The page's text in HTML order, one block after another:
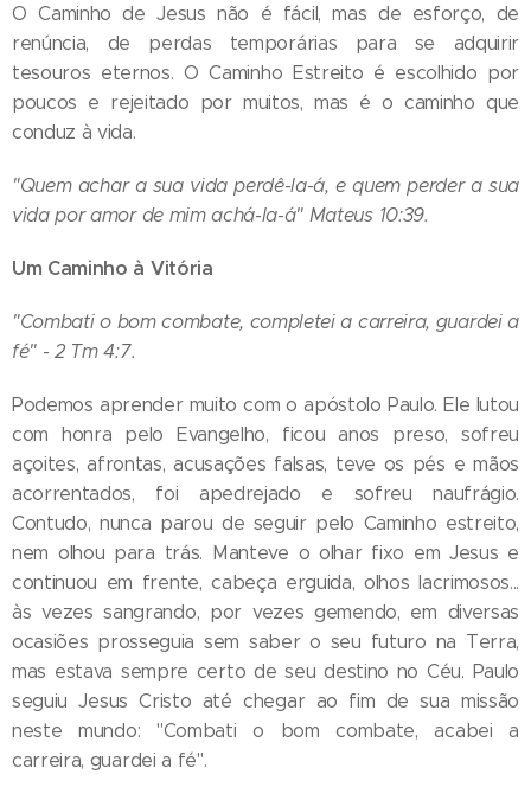
O Caminho de Jesus não é fácil, mas de esforço, de
renúncia, de perdas temporárias para se adquirir
tesouros eternos. O Caminho Estreito é escolhido por
poucos e rejeitado por muitos, mas é o caminho que
conduz à vida.
"Quem achar a sua vida perdê-la-á, e quem perder a sua
vida por amor de mim achá-la-á" Mateus 10:39.
Um Caminho à Vitória
"Combati o bom combate, completei a carreira, guardei a
fé" -2 Tm 4:7.
Podemos aprender muito com o apóstolo Paulo. Ele lutou
com honra pelo Evangelho, ficou anos preso, sofreu
açoites, afrontas, acusações falsas, teve os pés e mãos
acorrentados, foi apedrejado e sofreu naufrágio.
Contudo, nunca parou de seguir pelo Caminho estreito,
nem olhou para trás. Manteve o olhar fixo em Jesus e
continuou em frente, cabeça erguida, olhos lacrimosos...
às vezes sangrando, por vezes gemendo, em diversas
ocasiões prosseguia sem saber o seu futuro na Terra,
mas estava sempre certo de seu destino no Céu. Paulo
seguiu Jesus Cristo até chegar ao fim de sua missão
neste mundo: "Combati o bom combate, acabei a
carreira, guardei a fé".